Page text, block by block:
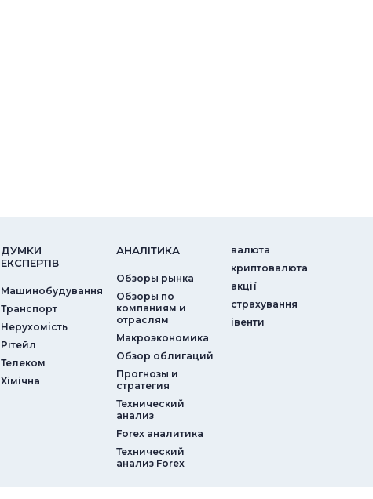
ДУМКИ
ЕКСПЕРТIВ
Машинобудування
Транспорт
Нерухомість
Рітейл
Телеком
Хімічна
АНАЛIТИКА
Обзоры рынка
Обзоры по
компаниям и
отраслям
Макроэкономика
Обзор облигаций
Прогнозы и
стратегия
Технический
анализ
Forex аналитика
Технический
анализ Forex
валюта
криптовалюта
акції
страхування
iвенти